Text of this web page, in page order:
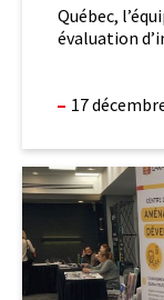
Québec,
évaluation
17
Promotion
de
l’université
d’été
aux
JASP25